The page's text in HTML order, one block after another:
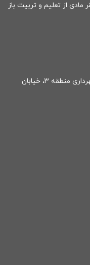
از تعلیم و تربیت باز
نشانی: تهران، خیابان دکتر شریعتی، جنب شهرداری منطقه ۳، خیابان